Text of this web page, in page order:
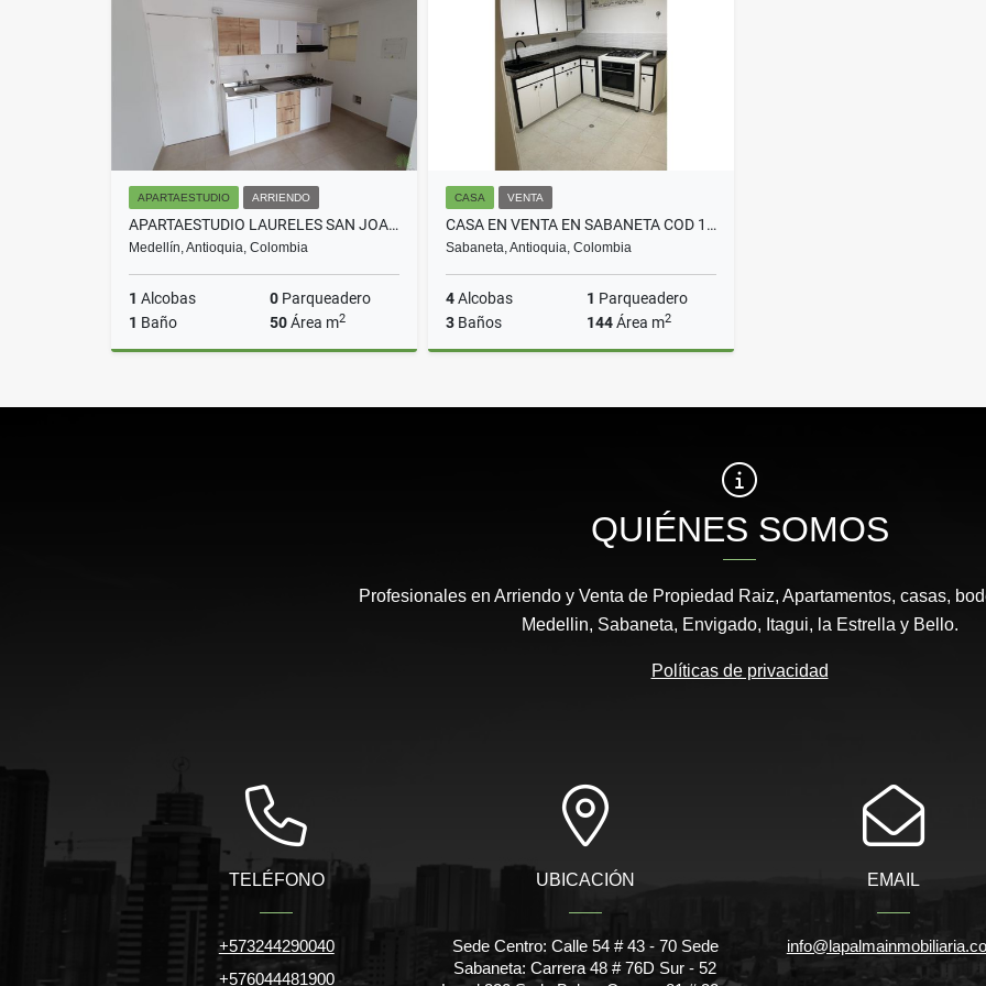
$250.000.000
APARTAESTUDIO ARRIENDO
APARTAESTUDIO LAURELES SAN JOAQUIN COD 8533
Medellín, Antioquia, Colombia
1 Alcobas 0 Parqueadero
1 Baño 50Área m2
$1.750.000
CASA VENTA
CASA EN VENTA EN SABANETA COD 10719
Sabaneta, Antioquia, Colombia
4Alcobas 1 Parqueadero
3 Baños 144Área m2
$1.200.000.000
QUIÉNES SOMOS
Profesionales en Arriendo y Venta de Propiedad Raiz, Apartamentos, casas,
Medellin, Sabaneta, Envigado, Itagui, la Estrella y Bello.
Políticas de privacidad
TELÉFONO
+573244290040
+576044481900
UBICACIÓN
Sede Centro: Calle 54 # 43 - 70 Sede
Sabaneta: Carrera 48 # 76D Sur - 52
EMAIL